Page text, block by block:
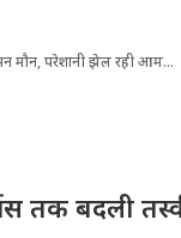
मौन, परेशानी झेल रही आम...
तक बदली